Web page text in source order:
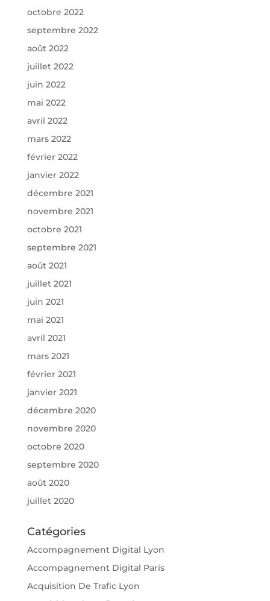
octobre 2022
septembre 2022
août 2022
juillet 2022
juin 2022
mai 2022
avril 2022
mars 2022
février 2022
janvier 2022
décembre 2021
novembre 2021
octobre 2021
septembre 2021
août 2021
juillet 2021
juin 2021
mai 2021
avril 2021
mars 2021
février 2021
janvier 2021
décembre 2020
novembre 2020
octobre 2020
septembre 2020
août 2020
juillet 2020
Catégories
Accompagnement Digital Lyon
Accompagnement Digital Paris
Acquisition De Trafic Lyon